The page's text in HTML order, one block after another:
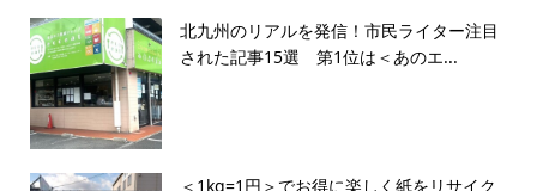
北九州のリアルを発信！市民ライター注目
された記事15選 第1位は＜あのエ...
＜1kg=1円＞でお得に楽しく紙をリサイク